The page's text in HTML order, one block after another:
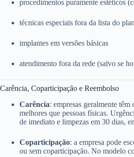
procedimentos puramente estéticos
técnicas especiais fora da lista do
implantes em versões básicas
atendimento fora da rede (salvo se
Carência, Coparticipação e Reembolso
Carência: empresas geralmente têm
melhores que pessoas físicas.
de imediato e limpezas em 30 dias,
Coparticipação: a empresa pode
ou sem coparticipação. No modelo